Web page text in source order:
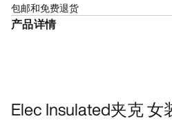
包邮和免费退货
产品详情
Elec Insulated夹克 女